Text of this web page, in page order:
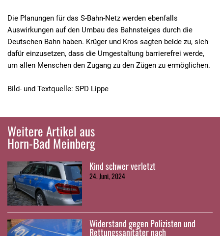
Die Planungen für das S-Bahn-Netz werden ebenfalls
Auswirkungen auf den Umbau des Bahnsteiges durch die
Deutschen Bahn haben. Krüger und Kros sagten beide zu, sich
dafür einzusetzen, dass die Umgestaltung barrierefrei werde,
um allen Menschen den Zugang zu den Zügen zu ermöglichen.
Bild- und Textquelle: SPD Lippe
Weitere Artikel aus
Horn-Bad Meinberg
Kind schwer verletzt
24. Juni, 2024
Widerstand gegen Polizisten und
Rettungssanitäter nach